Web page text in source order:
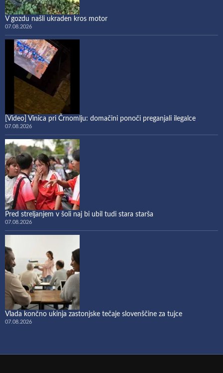
V gozdu našli ukraden kros motor
07.08.2026
[Video] Vinica pri Črnomlju: domačini ponoči preganjali ilegalce
07.08.2026
Pred streljanjem v šoli naj bi ubil tudi stara starša
07.08.2026
Vlada končno ukinja zastonjske tečaje slovenščine za tujce
07.08.2026